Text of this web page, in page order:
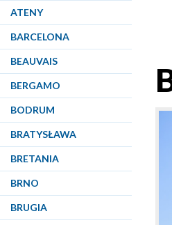
ATENY
BARCELONA
BEAUVAIS
BERGAMO
BODRUM
BRATYSŁAWA
BRETANIA
BRNO
BRUGIA